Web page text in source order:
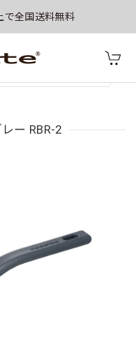
で全国送料無料
ー RBR-2